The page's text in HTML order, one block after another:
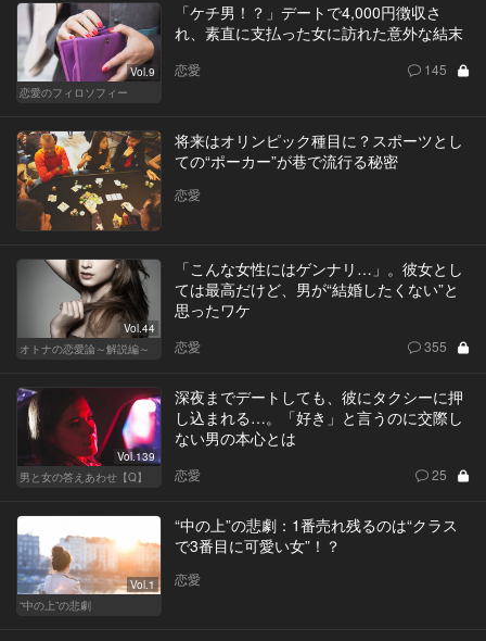
Vol.9
恋愛のフィロソフィー
「ケチ男！？」デートで4,000円徴収さ
れ、素直に支払った女に訪れた意外な結末
恋愛 145
将来はオリンピック種目に？スポーツとし
ての“ポーカー”が巷で流行る秘密
恋愛
Vol.44
オトナの恋愛論～解説編～
「こんな女性にはゲンナリ…」。彼女とし
ては最高だけど、男が“結婚したくない”と
思ったワケ
恋愛 355
Vol.139
男と女の答えあわせ【Q】
深夜までデートしても、彼にタクシーに押
し込まれる…。「好き」と言うのに交際し
ない男の本心とは
恋愛 25
Vol.1
“中の上”の悲劇
“中の上”の悲劇：1番売れ残るのは“クラス
で3番目に可愛い女”！？
恋愛